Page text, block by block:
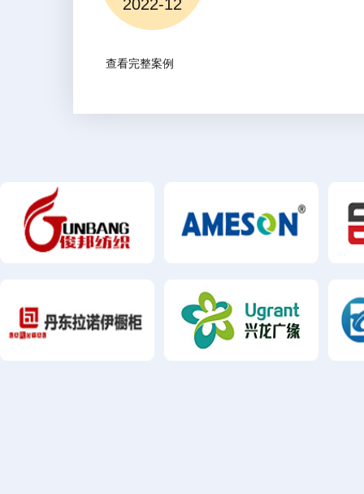
2022-12
查看完整案例